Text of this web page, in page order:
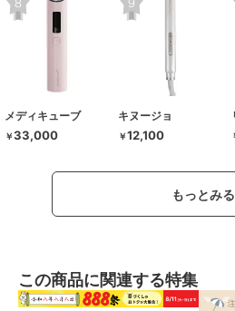
メディキューブ
￥33,000
キヌージョ
￥12,100
もっとみる
この商品に関連する特集